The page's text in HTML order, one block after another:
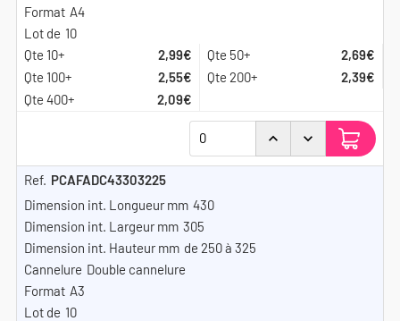
A4
10
2,99€
2,69€
2,55€
2,39€
2,09€
PCAFADC43303225
430
305
de 250 à 325
Double cannelure
A3
10